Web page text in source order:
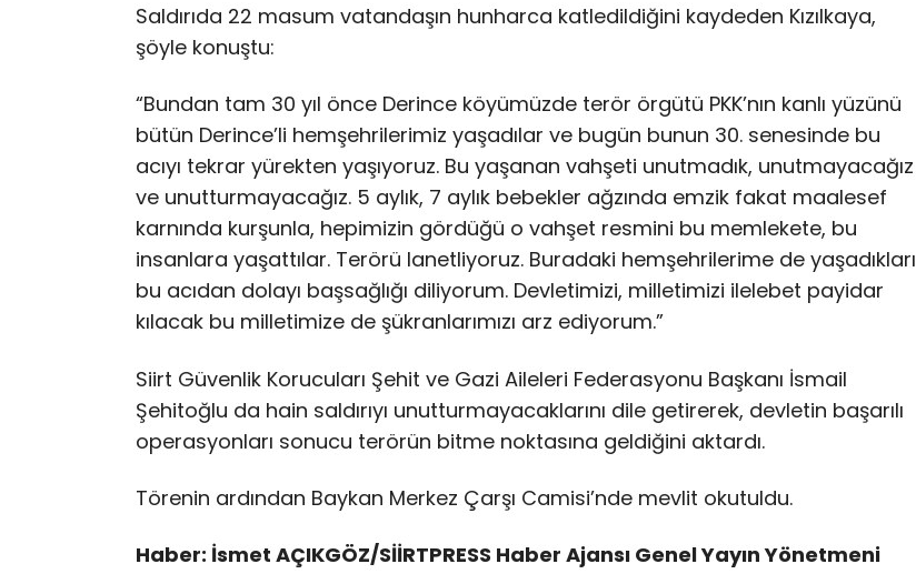
Saldırıda 22 masum vatandaşın hunharca katledildiğini kaydeden Kızılkaya,
şöyle konuştu:
“Bundan tam 30 yıl önce Derince köyümüzde terör örgütü PKK’nın kanlı yüzünü
bütün Derince’li hemşehrilerimiz yaşadılar ve bugün bunun 30. senesinde bu
acıyı tekrar yürekten yaşıyoruz. Bu yaşanan vahşeti unutmadık, unutmayacağız
ve unutturmayacağız. 5 aylık, 7 aylık bebekler ağzında emzik fakat maalesef
karnında kurşunla, hepimizin gördüğü o vahşet resmini bu memlekete, bu
insanlara yaşattılar. Terörü lanetliyoruz. Buradaki hemşehrilerime de yaşadıkları
bu acıdan dolayı başsağlığı diliyorum. Devletimizi, milletimizi ilelebet payidar
kılacak bu milletimize de şükranlarımızı arz ediyorum.”
Siirt Güvenlik Korucuları Şehit ve Gazi Aileleri Federasyonu Başkanı İsmail
Şehitoğlu da hain saldırıyı unutturmayacaklarını dile getirerek, devletin başarılı
operasyonları sonucu terörün bitme noktasına geldiğini aktardı.
Törenin ardından Baykan Merkez Çarşı Camisi’nde mevlit okutuldu.
Haber: İsmet AÇIKGÖZ/SİİRTPRESS Haber Ajansı Genel Yayın Yönetmeni